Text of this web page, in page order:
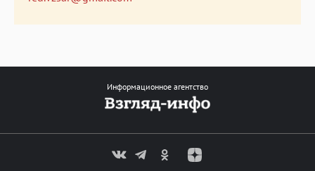
Информационное агентство